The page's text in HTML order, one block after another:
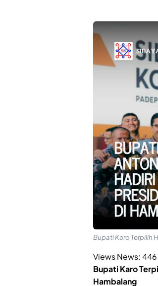
Bupati Karo Terpilih
Views News: 446
Bupati Karo
Hambalang